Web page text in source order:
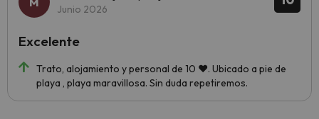
Junio 2026
Trato, alojamiento y personal de 10 ❤️. Ubicado a pie de
playa , playa maravillosa. Sin duda repetiremos.
Excelente